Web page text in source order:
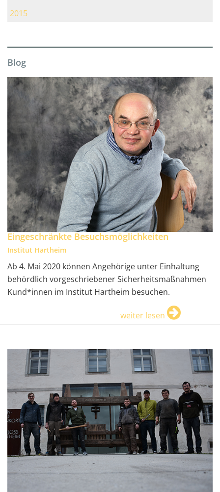
2015
Blog
Eingeschränkte Besuchsmöglichkeiten
Institut Hartheim
Ab 4. Mai 2020 können Angehörige unter Einhaltung
behördlich vorgeschriebener Sicherheitsmaßnahmen
Kund*innen im Institut Hartheim besuchen.
weiter lesen